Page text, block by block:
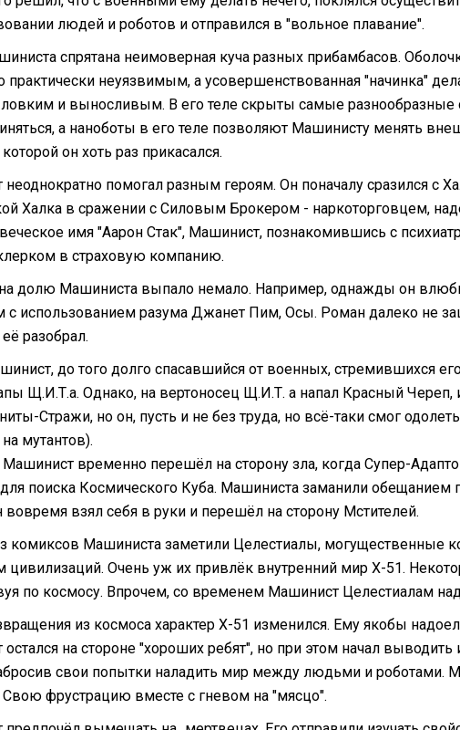
людей и роботов и отправился в "вольное плавание".
спрятана неимоверная куча разных прибамбасов.
практически неуязвимым, а усовершенствованная "начинка"
и выносливым. В его теле скрыты самые разнообразные
а наноботы в его теле позволяют Машинисту менять
он хоть раз прикасался.
помогал разным героям. Он поначалу сразился с
Халка в сражении с Силовым Брокером - наркоторговцем,
имя "Аарон Стак", Машинист, познакомившись с
в страховую компанию.
долю Машиниста выпало немало. Например, однажды он
с использованием разума Джанет Пим, Осы. Роман далеко не
разобрал.
до того долго спасавшийся от военных, стремившихся
Щ.И.Т.а. Однако, на вертоносец Щ.И.Т. а напал Красный Череп,
Стражи, но он, пусть и не без труда, но всё-таки смог
мутантов).
временно перешёл на сторону зла, когда Супер-
поиска Космического Куба. Машиниста заманили
вовремя взял себя в руки и перешёл на сторону Мстителей.
комиксов Машиниста заметили Целестиалы, могущественные
цивилизаций. Очень уж их привлёк внутренний мир Х-51.
по космосу. Впрочем, со временем Машинист Целестиалам
из космоса характер Х-51 изменился. Ему якобы
на стороне "хороших ребят", но при этом начал
свои попытки наладить мир между людьми и роботами.
Свою фрустрацию вместе с гневом на "мясцо".